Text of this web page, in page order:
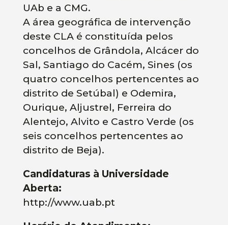
UAb e a CMG.
A área geográfica de intervenção
deste CLA é constituída pelos
concelhos de Grândola, Alcácer do
Sal, Santiago do Cacém, Sines (os
quatro concelhos pertencentes ao
distrito de Setúbal) e Odemira,
Ourique, Aljustrel, Ferreira do
Alentejo, Alvito e Castro Verde (os
seis concelhos pertencentes ao
distrito de Beja).
Candidaturas à Universidade
Aberta:
http://www.uab.pt